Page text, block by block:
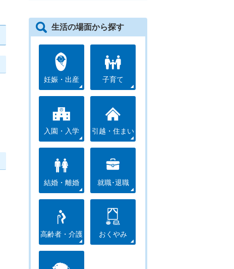
生活の場面から探す
妊娠・出産 子育て
入園・入学 引越・住まい
結婚・離婚 就職･退職
高齢者・介護 おくやみ